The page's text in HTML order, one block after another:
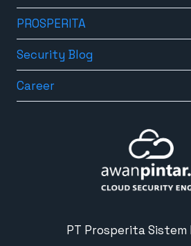
PROSPERITA
Security Blog
Career
PT Prosperita Sistem